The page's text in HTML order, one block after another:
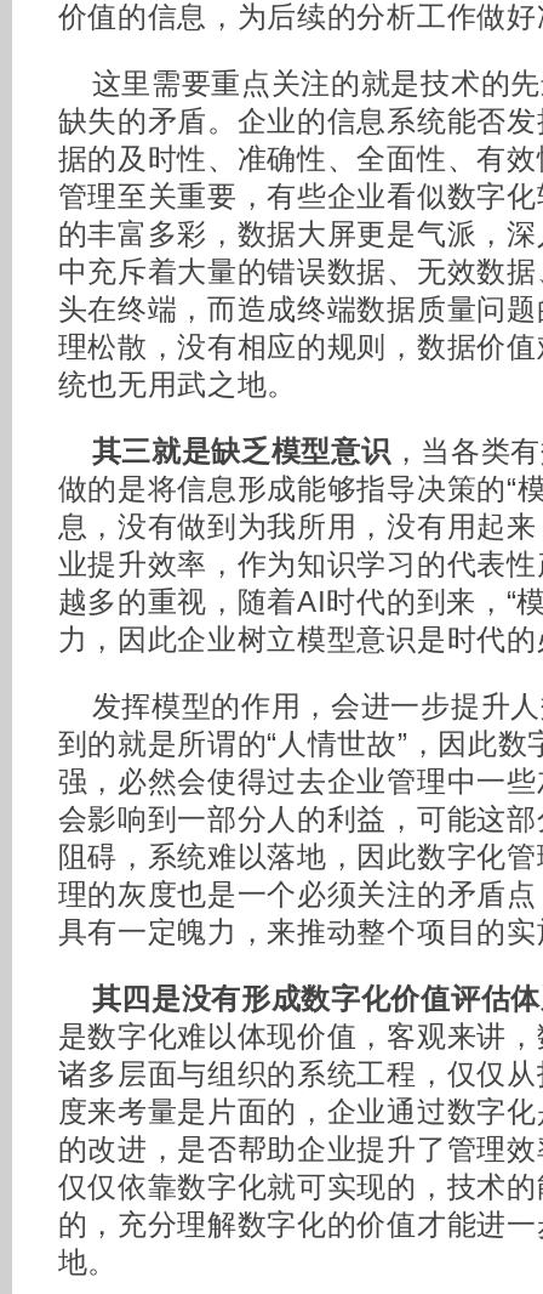
价值的信息，为后续的分析工作做
这里需要重点关注的就是技术的
缺失的矛盾。企业的信息系统能否
据的及时性、准确性、全面性、有
管理至关重要，有些企业看似数字
的丰富多彩，数据大屏更是气派，
中充斥着大量的错误数据、无效数
头在终端，而造成终端数据质量问
理松散，没有相应的规则，数据价
统也无用武之地。
其三就是缺乏模型意识 ，当各类
做的是将信息形成能够指导决策的“
息，没有做到为我所用，没有用起
业提升效率，作为知识学习的代表性
越多的重视，随着AI时代的到来，“
力，因此企业树立模型意识是时代
发挥模型的作用，会进一步提升
到的就是所谓的“人情世故”，因此
强，必然会使得过去企业管理中一
会影响到一部分人的利益，可能这
阻碍，系统难以落地，因此数字化
理的灰度也是一个必须关注的矛盾
具有一定魄力，来推动整个项目的
其四是没有形成数字化价值评估
是数字化难以体现价值，客观来讲
诸多层面与组织的系统工程，仅仅
度来考量是片面的，企业通过数字
的改进，是否帮助企业提升了管理
仅仅依靠数字化就可实现的，技术
的，充分理解数字化的价值才能进
地。